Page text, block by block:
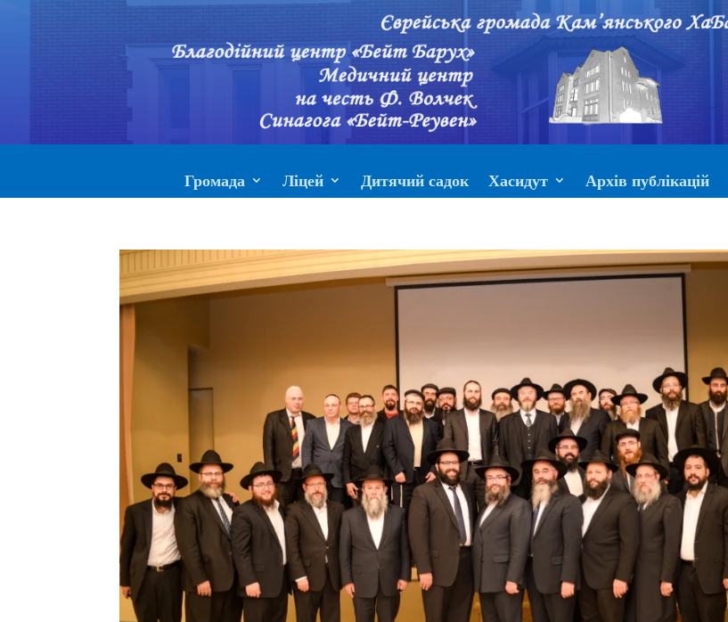
Громада Ліцей Дитячий садок Хасидут Архів публікацій